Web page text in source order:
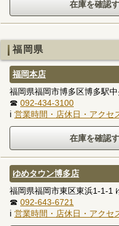
福岡県
福岡本店
福岡県福岡市博多区博多駅
☎ 092-434-3100
ℹ 営業時間・店休日・アクセ
ゆめタウン博多店
福岡県福岡市東区東浜1-1-1
☎ 092-643-6721
ℹ 営業時間・店休日・アクセ